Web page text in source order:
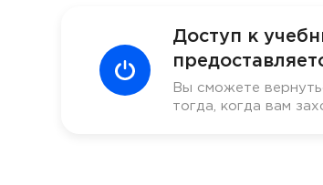
Доступ к
Вы сможете
тогда, когда вам